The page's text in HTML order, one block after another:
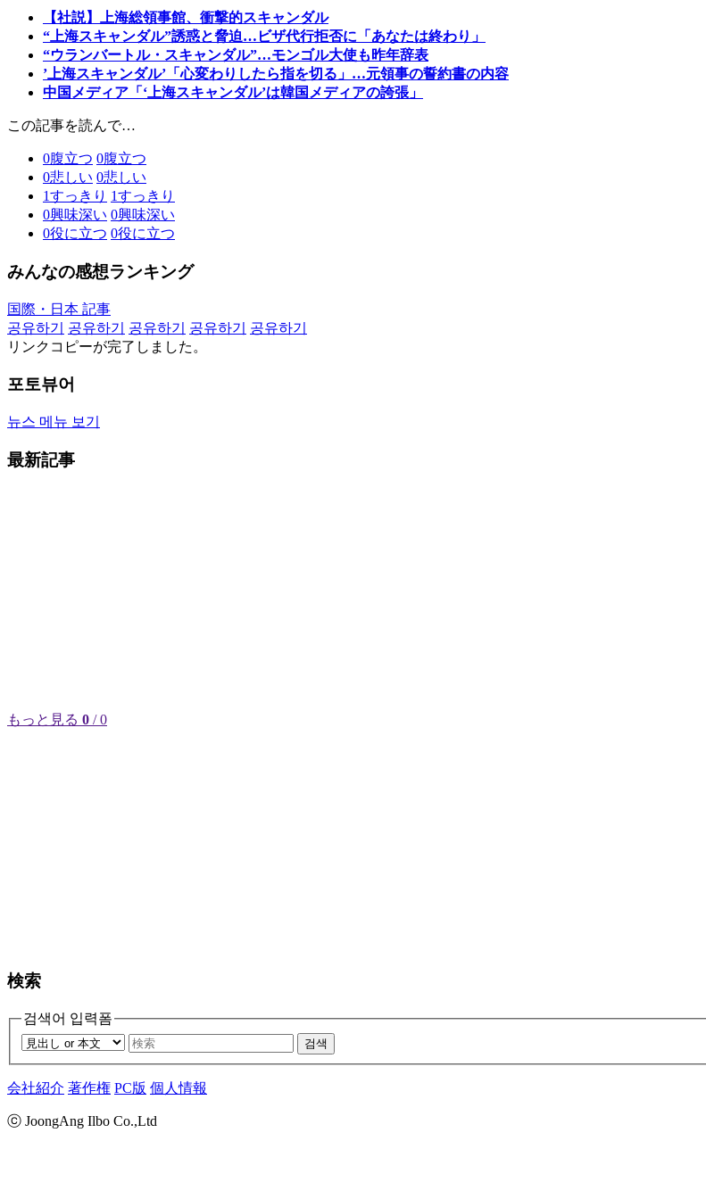
【社説】上海総領事館、衝撃的スキャンダル
“上海スキャンダル”誘惑と脅迫…ビザ代行拒否に「あなたは終わり」
“ウランバートル・スキャンダル”…モンゴル大使も昨年辞表
’上海スキャンダル’「心変わりしたら指を切る」…元領事の誓約書の内容
中国メディア「‘上海スキャンダル’は韓国メディアの誇張」
この記事を読んで…
0腹立つ 0腹立つ
0悲しい 0悲しい
1すっきり 1すっきり
0興味深い 0興味深い
0役に立つ 0役に立つ
みんなの感想ランキング
国際・日本 記事
공유하기
공유하기 공유하기 공유하기
공유하기
リンクコピーが完了しました。
포토뷰어
뉴스 메뉴 보기
最新記事
もっと見る 0 / 0
検索
검색어 입력폼
검색
会社紹介 著作権 PC版 個人情報
ⓒ JoongAng Ilbo Co.,Ltd